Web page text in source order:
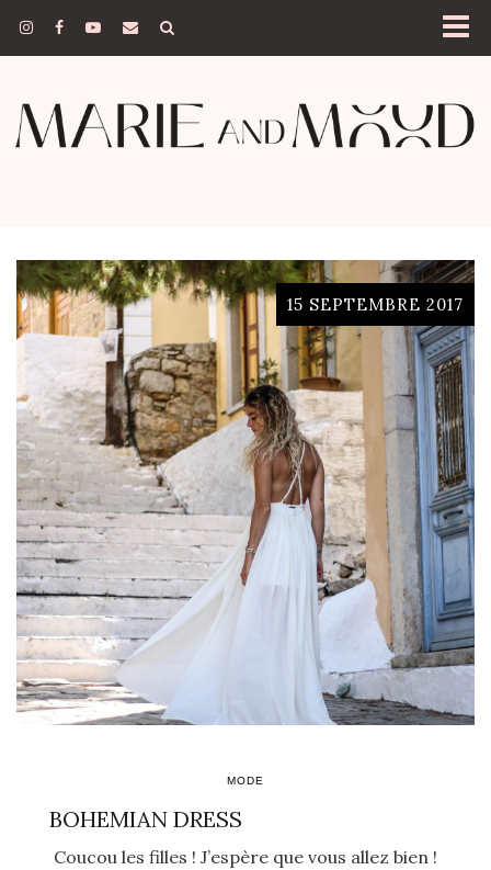
15 SEPTEMBRE 2017
MODE
BOHEMIAN DRESS
Coucou les filles ! J’espère que vous allez bien !